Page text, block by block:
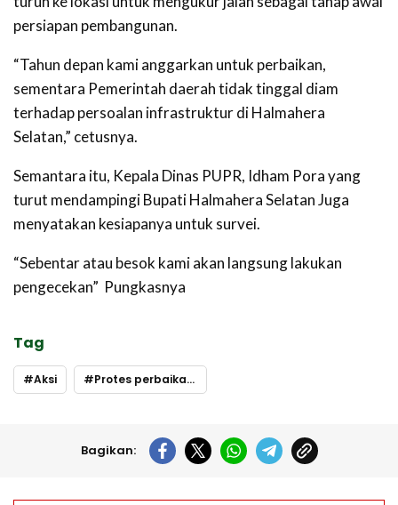
persiapan pembangunan.
“Tahun depan kami anggarkan untuk perbaikan,
sementara Pemerintah daerah tidak tinggal diam
terhadap persoalan infrastruktur di Halmahera
Selatan,” cetusnya.
Semantara itu, Kepala Dinas PUPR, Idham Pora yang
turut mendampingi Bupati Halmahera Selatan Juga
menyatakan kesiapanya untuk survei.
“Sebentar atau besok kami akan langsung lakukan
pengecekan” Pungkasnya
Tag
Aksi Protes perbaikan jalan
Bagikan: